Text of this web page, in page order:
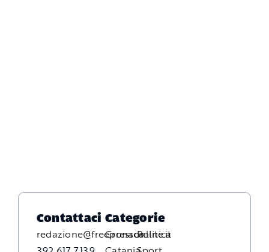
Contattaci
redazione@freepressonline.it
Categorie
CronacaPolitica